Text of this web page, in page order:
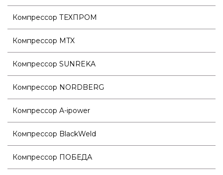
Компрессор ТЕХПРОМ
Компрессор MTX
Компрессор SUNREKA
Компрессор NORDBERG
Компрессор A-ipower
Компрессор BlackWeld
Компрессор ПОБЕДА